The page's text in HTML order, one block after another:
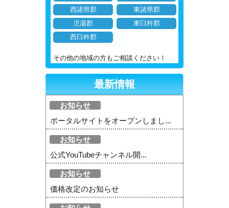
西諸県郡
東諸県郡
児湯郡
東臼杵郡
西臼杵郡
その他の地域の方もご相談ください！
最新情報
お知らせ
ポータルサイトをオープンしまし...
お知らせ
公式YouTubeチャンネル開...
お知らせ
価格改定のお知らせ